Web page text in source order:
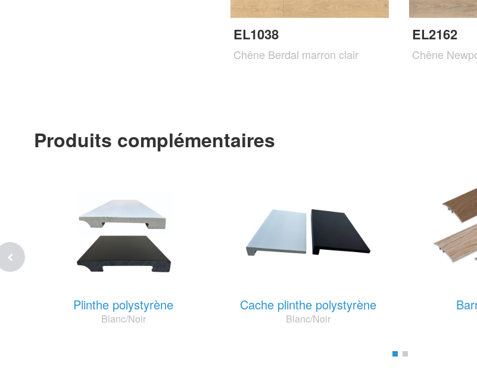
EL1038
Chêne Berdal marron clair
EL2162
Chêne
Produits complémentaires
Plinthe polystyrène
Blanc/Noir
Cache plinthe polystyrène
Blanc/Noir